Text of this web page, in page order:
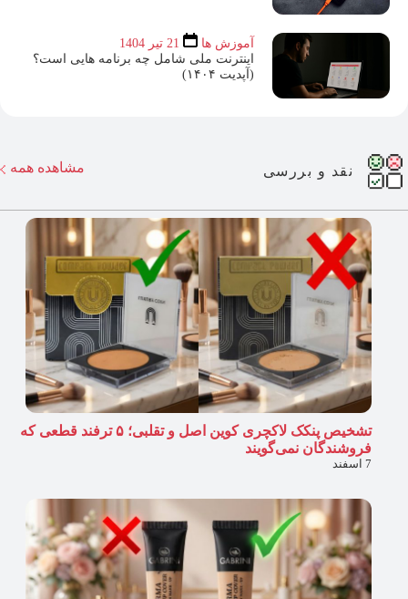
آموزش ها
21 تیر 1404
اینترنت ملی شامل چه برنامه هایی است؟
(آپدیت ۱۴۰۴)
نقد و بررسی مشاهده همه
تشخیص پنکک لاکچری کوین اصل و تقلبی؛ ۵ ترفند قطعی که
فروشندگان نمی‌گویند
7 اسفند